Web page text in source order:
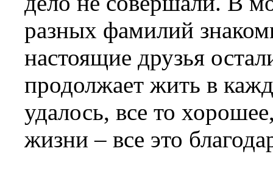
разных фамилий
настоящие друзья
продолжает жить в
удалось, все то
жизни – все это